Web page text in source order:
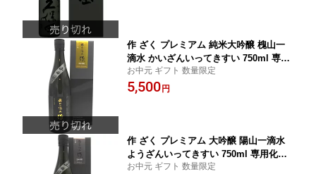
作 ざく プレミアム 純米大吟醸 槐山一
滴水 かいざんいってきすい 750ml 専用
化粧箱入り 三重県 清水清三郎商店 日本
酒 コンビニ受取対応商品 あす楽 お酒
お中元 ギフト 数量限定
5,500 円
作 ざく プレミアム 大吟醸 陽山一滴水
ようざんいってきすい 750ml 専用化粧
箱入り 三重県 清水酒造 日本酒 コンビ
お中元 ギフト 数量限定